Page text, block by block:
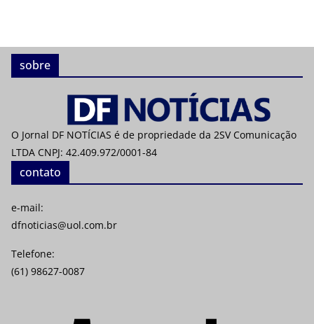
sobre
O Jornal DF NOTÍCIAS é de propriedade da 2SV Comunicação
LTDA CNPJ: 42.409.972/0001-84
contato
e-mail:
dfnoticias@uol.com.br
Telefone:
(61) 98627-0087